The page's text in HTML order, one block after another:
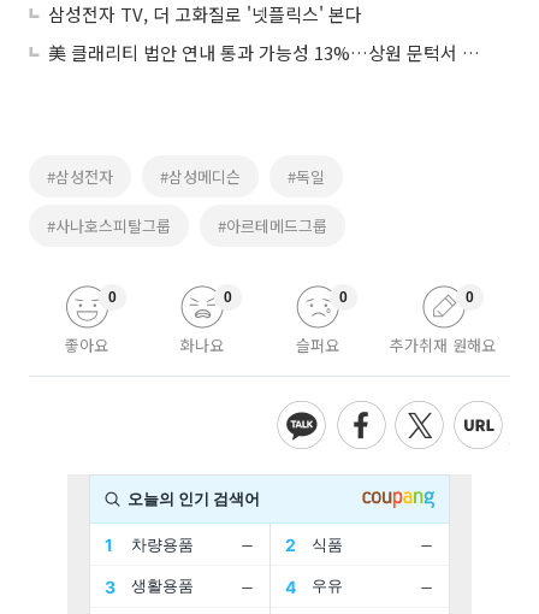
삼성전자 TV, 더 고화질로 '넷플릭스' 본다
美 클래리티 법안 연내 통과 가능성 13%…상원 문턱서 제동
#삼성전자 #삼성메디슨 #독일
#사나호스피탈그룹 #아르테메드그룹
좋아요
0
화나요
0
슬퍼요
0
추가취재 원해요
0